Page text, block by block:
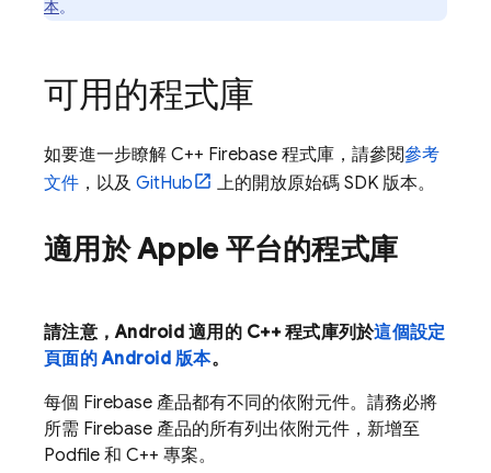
本。
可用的程式庫
如要進一步瞭解 C++ Firebase 程式庫，請參閱參考
文件 ，以及 GitHub 上的開放原始碼 SDK 版本。
適用於 Apple 平台的程式庫
請注意，Android 適用的 C++ 程式庫列於這個設定
頁面的 Android 版本。
每個 Firebase 產品都有不同的依附元件。請務必將
所需 Firebase 產品的所有列出依附元件，新增至
Podfile 和 C++ 專案。